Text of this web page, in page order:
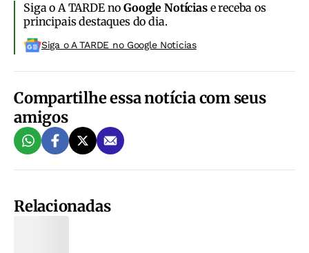
Siga o A TARDE noGoogle Notíciase receba os
principais destaques do dia.
Siga o A TARDE no Google Noticias
Compartilhe essa notícia com seus
amigos
Relacionadas